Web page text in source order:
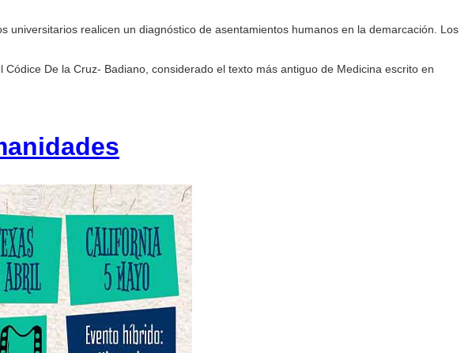
realicen un diagnóstico de asentamientos humanos en la demarcación. Los
De la Cruz- Badiano, considerado el texto más antiguo de Medicina escrito en